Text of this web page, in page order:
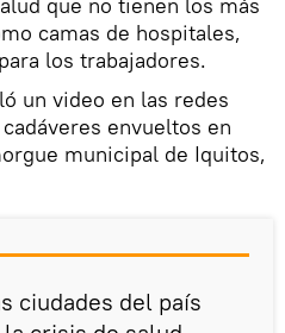
camas de hospitales,
los trabajadores.
un video en las redes
envueltos en
municipal de Iquitos,
ciudades del país